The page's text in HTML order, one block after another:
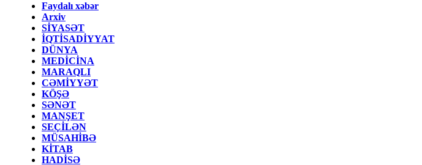
Faydalı xəbər
Arxiv
SİYASƏT
İQTİSADİYYAT
DÜNYA
MEDİCİNA
MARAQLI
CƏMİYYƏT
KÖŞƏ
SƏNƏT
MANŞET
SEÇİLƏN
MÜSAHİBƏ
KİTAB
HADİSƏ